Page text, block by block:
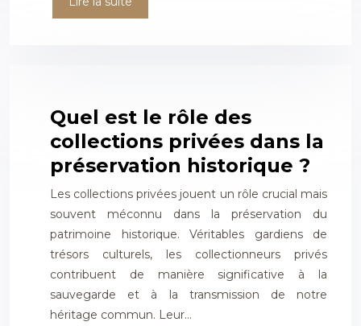
Quel est le rôle des
collections privées dans la
préservation historique ?
Les collections privées jouent un rôle crucial mais
souvent méconnu dans la préservation du
patrimoine historique. Véritables gardiens de
trésors culturels, les collectionneurs privés
contribuent de manière significative à la
sauvegarde et à la transmission de notre
héritage commun. Leur…